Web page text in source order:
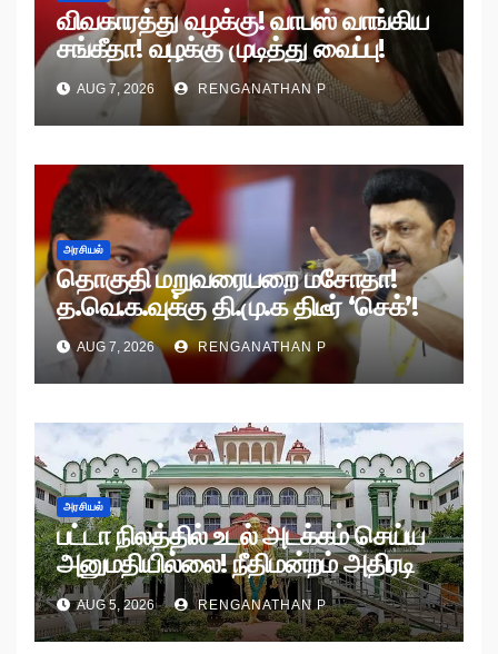
விவகாரத்து வழக்கு! வாபஸ் வாங்கிய
சங்கீதா! வழக்கு முடித்து வைப்பு!
AUG 7, 2026 RENGANATHAN P
அரசியல்
தொகுதி மறுவரையறை மசோதா!
த.வெ.க.வுக்கு தி.மு.க திடீர் ‘செக்’!
AUG 7, 2026 RENGANATHAN P
அரசியல்
பட்டா நிலத்தில் உடல் அடக்கம் செய்ய
அனுமதியில்லை! நீதிமன்றம் அதிரடி
உத்தரவு!
AUG 5, 2026 RENGANATHAN P